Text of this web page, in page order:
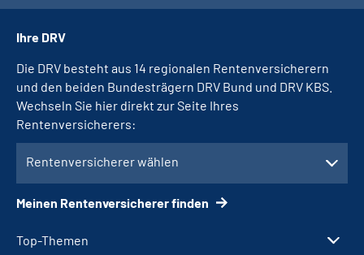
Top-Themen
Ihre DRV
Die DRV besteht aus 14 regionalen Rentenversicherern
und den beiden Bundesträgern DRV Bund und DRV KBS.
Wechseln Sie hier direkt zur Seite Ihres
Rentenversicherers:
Rentenversicherer wählen
Meinen Rentenversicherer finden